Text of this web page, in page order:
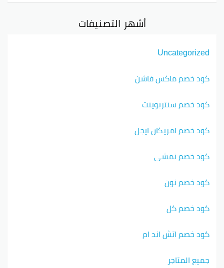
أشهر التصنيفات
Uncategorized
كود خصم ماكس فاشن
كود خصم سنتربوينت
كود خصم امريكان ايجل
كود خصم نمشي
كود خصم نون
كود خصم كل
كود خصم اتش اند ام
جميع المتاجر